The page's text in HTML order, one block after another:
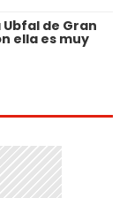
de Gran
ella es muy